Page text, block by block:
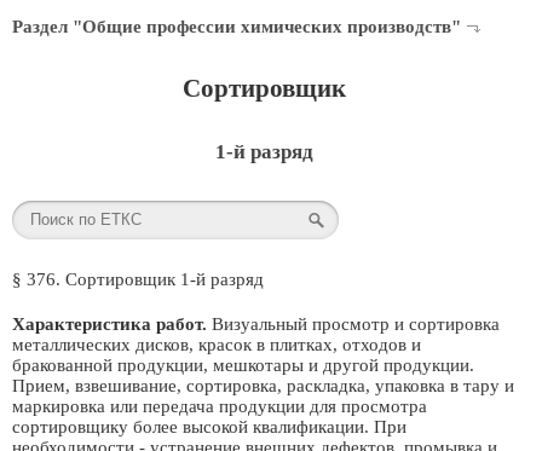
Раздел "Общие профессии химических производств"
Сортировщик
1-й разряд
§ 376. Сортировщик 1-й разряд
Характеристика работ. Визуальный просмотр и сортировка
металлических дисков, красок в плитках, отходов и
бракованной продукции, мешкотары и другой продукции.
Прием, взвешивание, сортировка, раскладка, упаковка в тару и
маркировка или передача продукции для просмотра
сортировщику более высокой квалификации. При